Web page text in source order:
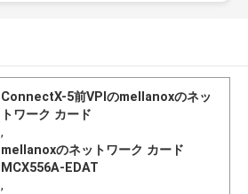
ConnectX-5前VPIのmellanoxのネッ
トワーク カード
,
mellanoxのネットワーク カード
MCX556A-EDAT
,